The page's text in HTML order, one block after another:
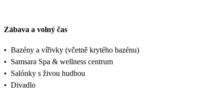
Zábava a volný čas
• Bazény a vířivky (včetně krytého bazénu)
• Samsara Spa & wellness centrum
• Salónky s živou hudbou
• Divadlo